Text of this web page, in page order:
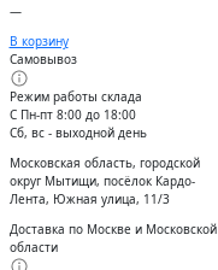
—
В корзину
Самовывоз
Режим работы склада
С Пн-пт 8:00 до 18:00
Сб, вс - выходной день
Московская область, городской
округ Мытищи, посёлок Кардо-
Лента, Южная улица, 11/3
Доставка по Москве и Московской
области